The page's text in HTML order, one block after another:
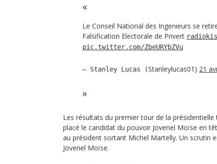
Le Conseil National des Ingenieurs se
Falsification Electorale de Privert
pic.twitter.com/ZbeURYbZVu
— Stanley Lucas (Stanleylucas01) 21
Les résultats du premier tour de la
placé le candidat du pouvoir Jovenel Moïse en
au président sortant Michel Martelly. Un scrutin
Jovenel Moïse.